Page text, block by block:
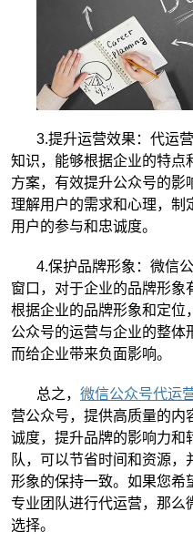
3.提升运营效果：代运
知识，能够根据企业的特点
方案，有效提升公众号的影
理解用户的需求和心理，制
用户的参与和忠诚度。
4.保护品牌形象：微信
窗口，对于企业的品牌形象
根据企业的品牌形象和定位
公众号的运营与企业的整体
而给企业带来负面影响。
总之， 微信公众号代运
营公众号，提供高质量的内
诚度，提升品牌的影响力和
队，可以节省时间和资源
形象的保持一致。如果您希
专业团队进行代运营，那么
选择。